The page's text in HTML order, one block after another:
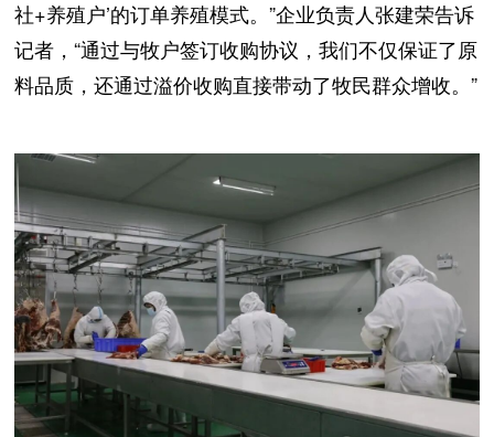
社+养殖户’的订单养殖模式。”企业负责人张建荣告诉
记者，“通过与牧户签订收购协议，我们不仅保证了原
料品质，还通过溢价收购直接带动了牧民群众增收。”